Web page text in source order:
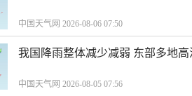
中国天气网 2026-08-06 07:50
我国降雨整体减少减弱 东部多地
中国天气网 2026-08-05 07:56